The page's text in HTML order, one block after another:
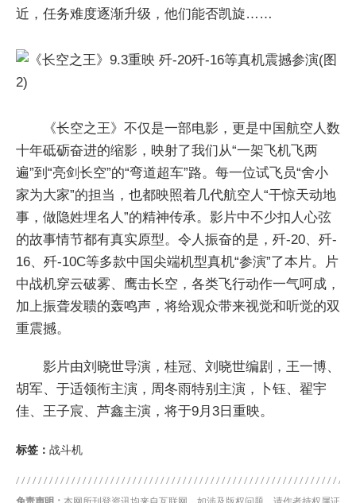
近，任务难度逐渐升级，他们能否凯旋……
《长空之王》不仅是一部电影，更是中国航空人数
十年砥砺奋进的缩影，映射了我们从“一架飞机飞两
遍”到“亮剑长空”的“弯道超车”路。每一位试飞员“舍小
家为大家”的担当，也都映照着几代航空人“干惊天动地
事，做隐姓埋名人”的精神传承。影片中不少扣人心弦
的故事情节都有真实原型。令人振奋的是，歼-20、歼-
16、歼-10C等多款中国尖端机型真机“参演”了本片。片
中战机穿云破雾、鹰击长空，各类飞行动作一气呵成，
加上振聋发聩的轰鸣声，将给观众带来视觉和听觉的双
重震撼。
影片由刘晓世导演，桂冠、刘晓世编剧，王一博、
胡军、于适领衔主演，周冬雨特别主演，卜钰、翟宇
佳、王子宸、芦鑫主演，将于9月3日重映。
标签： 战斗机